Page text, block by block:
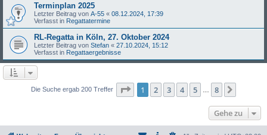
Terminplan 2025
Letzter Beitrag von A-55 « 08.12.2024, 17:39
Verfasst in Regattatermine
RL-Regatta in Köln, 27. Oktober 2024
Letzter Beitrag von Stefan « 27.10.2024, 15:12
Verfasst in Regattaergebnisse
Die Suche ergab 200 Treffer Seite 1von
1 2 3 4 5 8
Gehe zu